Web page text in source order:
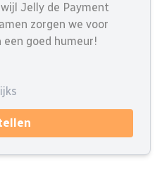
Jelly de Payment
zorgen we voor
goed humeur!